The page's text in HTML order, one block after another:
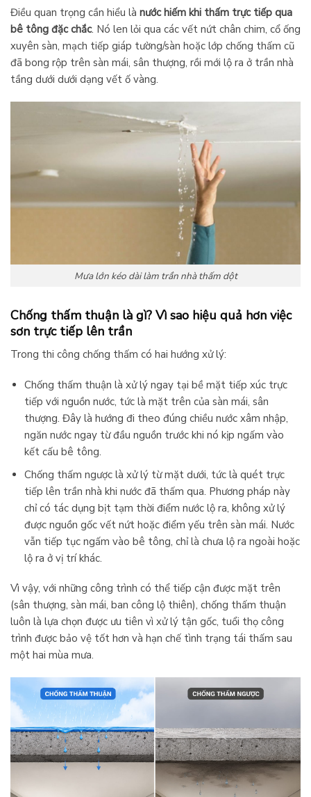
Điều quan trọng cần hiểu là nước hiếm khi thấm trực tiếp qua
bê tông đặc chắc. Nó len lỏi qua các vết nứt chân chim, cổ ống
xuyên sàn, mạch tiếp giáp tường/sàn hoặc lớp chống thấm cũ
đã bong rộp trên sàn mái, sân thượng, rồi mới lộ ra ở trần nhà
tầng dưới dưới dạng vết ố vàng.
Mưa lớn kéo dài làm trần nhà thấm dột
Chống thấm thuận là gì? Vì sao hiệu quả hơn việc
sơn trực tiếp lên trần
Trong thi công chống thấm có hai hướng xử lý:
Chống thấm thuận là xử lý ngay tại bề mặt tiếp xúc trực
tiếp với nguồn nước, tức là mặt trên của sàn mái, sân
thượng. Đây là hướng đi theo đúng chiều nước xâm nhập,
ngăn nước ngay từ đầu nguồn trước khi nó kịp ngấm vào
kết cấu bê tông.
Chống thấm ngược là xử lý từ mặt dưới, tức là quét trực
tiếp lên trần nhà khi nước đã thấm qua. Phương pháp này
chỉ có tác dụng bịt tạm thời điểm nước lộ ra, không xử lý
được nguồn gốc vết nứt hoặc điểm yếu trên sàn mái. Nước
vẫn tiếp tục ngấm vào bê tông, chỉ là chưa lộ ra ngoài hoặc
lộ ra ở vị trí khác.
Vì vậy, với những công trình có thể tiếp cận được mặt trên
(sân thượng, sàn mái, ban công lộ thiên), chống thấm thuận
luôn là lựa chọn được ưu tiên vì xử lý tận gốc, tuổi thọ công
trình được bảo vệ tốt hơn và hạn chế tình trạng tái thấm sau
một hai mùa mưa.